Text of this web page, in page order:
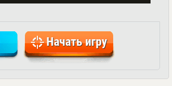
Начать игру